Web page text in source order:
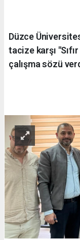
Düzce
tacize karşı
çalışma sözü